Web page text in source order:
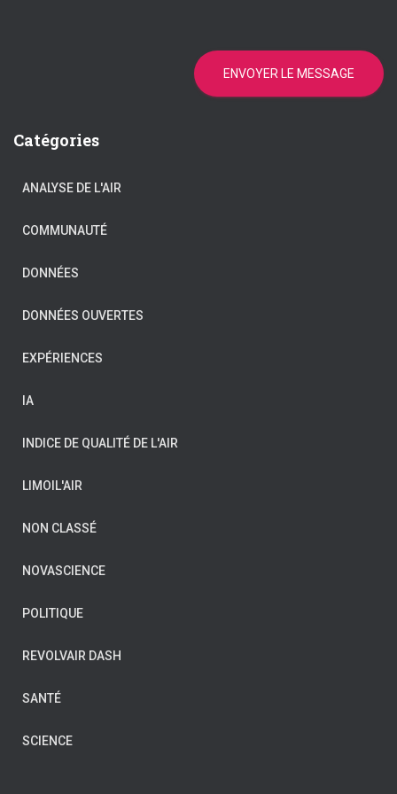
ENVOYER LE MESSAGE
Catégories
ANALYSE DE L'AIR
COMMUNAUTÉ
DONNÉES
DONNÉES OUVERTES
EXPÉRIENCES
IA
INDICE DE QUALITÉ DE L'AIR
LIMOIL'AIR
NON CLASSÉ
NOVASCIENCE
POLITIQUE
REVOLVAIR DASH
SANTÉ
SCIENCE